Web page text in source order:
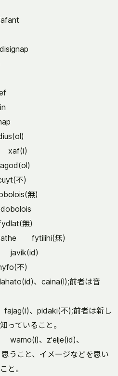
xaf(i)
不)
無)
無)
fytilihi(無)
javik(id)
不)
、caina(l);前者は音
、pidaki(不);前者は新し
っていること。
、z'elje(id)、
うこと、イメージなどを思い
と。